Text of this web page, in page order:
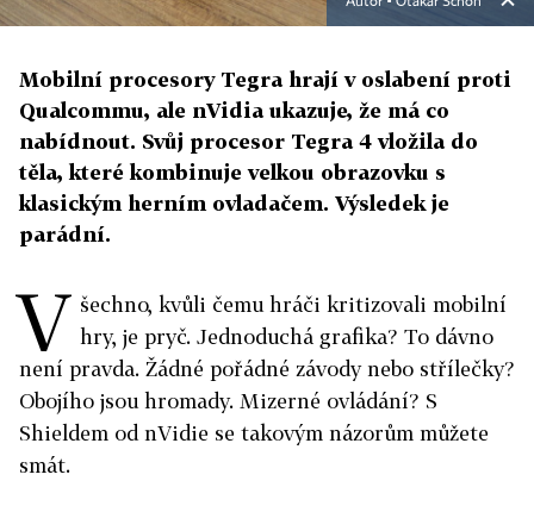
Mobilní procesory Tegra hrají v oslabení proti
Qualcommu, ale nVidia ukazuje, že má co
nabídnout. Svůj procesor Tegra 4 vložila do
těla, které kombinuje velkou obrazovku s
klasickým herním ovladačem. Výsledek je
parádní.
V šechno, kvůli čemu hráči kritizovali mobilní
hry, je pryč. Jednoduchá grafika? To dávno
není pravda. Žádné pořádné závody nebo střílečky?
Obojího jsou hromady. Mizerné ovládání? S
Shieldem od nVidie se takovým názorům můžete
smát.